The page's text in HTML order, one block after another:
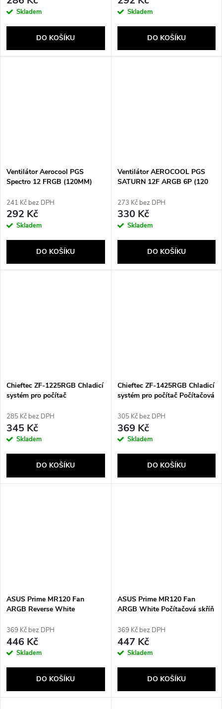
Skladem
DO KOŠÍKU
Skladem
DO KOŠÍKU
Ventilátor Aerocool PGS
Spectro 12 FRGB (120MM)
241 Kč bez DPH
292 Kč
Skladem
DO KOŠÍKU
Ventilátor AEROCOOL PGS
SATURN 12F ARGB 6P (120
273 Kč bez DPH
330 Kč
Skladem
DO KOŠÍKU
Chieftec ZF-1225RGB Chladicí
systém pro počítač
285 Kč bez DPH
345 Kč
Skladem
DO KOŠÍKU
Chieftec ZF-1425RGB Chladicí
systém pro počítač Počítačová
Vícebarevný 1 kusů
305 Kč bez DPH
369 Kč
Skladem
DO KOŠÍKU
ASUS Prime MR120 Fan
ARGB Reverse White
cm Bílá
369 Kč bez DPH
446 Kč
Skladem
DO KOŠÍKU
ASUS Prime MR120 Fan
ARGB White Počítačová skříň
369 Kč bez DPH
447 Kč
Skladem
DO KOŠÍKU